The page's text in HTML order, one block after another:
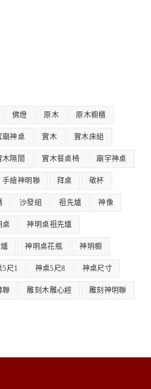
佛燈 原木 原木櫥櫃
廟神桌 實木 實木床組
木隔間 實木餐桌椅 廟宇神桌
手繪神明聯 拜桌 敬杯
沙發組 祖先爐 神像
桌 神明桌祖先爐
神明桌花瓶 神明櫥
5尺1 神桌5尺8 神桌尺寸
聯 雕刻木雕心經 雕刻神明聯